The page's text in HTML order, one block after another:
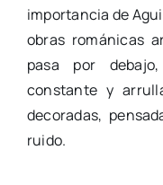
importancia de
obras románicas
pasa por
constante y
decoradas,
ruido.